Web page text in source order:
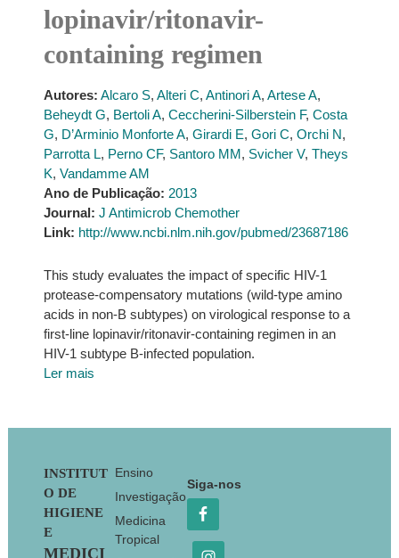
lopinavir/ritonavir-
containing regimen
Autores: Alcaro S, Alteri C, Antinori A, Artese A,
Beheydt G, Bertoli A, Ceccherini-Silberstein F, Costa
G, D’Arminio Monforte A, Girardi E, Gori C, Orchi N,
Parrotta L, Perno CF, Santoro MM, Svicher V, Theys
K, Vandamme AM
Ano de Publicação: 2013
Journal: J Antimicrob Chemother
Link: http://www.ncbi.nlm.nih.gov/pubmed/23687186
This study evaluates the impact of specific HIV-1
protease-compensatory mutations (wild-type amino
acids in non-B subtypes) on virological response to a
first-line lopinavir/ritonavir-containing regimen in an
HIV-1 subtype B-infected population.
Ler mais
Footer
INSTITUT
O DE
HIGIENE
E
MEDICI
Ensino
Investigação
Medicina
Tropical
Siga-nos